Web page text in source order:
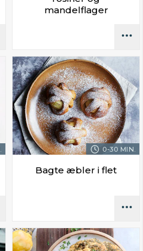
mandelflager
0-30 MIN.
Bagte æbler i flet